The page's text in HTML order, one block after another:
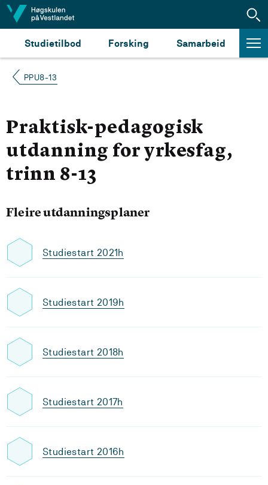
Hopp til innhald
Studietilbod Forsking Samarbeid
PPU8-13
Praktisk-pedagogisk
utdanning for yrkesfag,
trinn 8-13
Fleire utdanningsplaner
Studiestart 2021h
Studiestart 2019h
Studiestart 2018h
Studiestart 2017h
Studiestart 2016h